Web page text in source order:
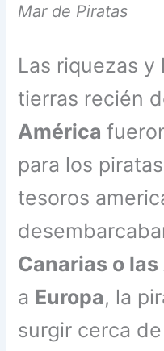
Mar de Piratas
Las riquezas y
tierras recién
América
para los
tesoros
Canarias o las
a Europa, la
surgir cerca